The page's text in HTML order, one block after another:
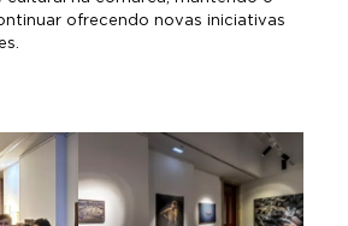
ofrecendo novas iniciativas